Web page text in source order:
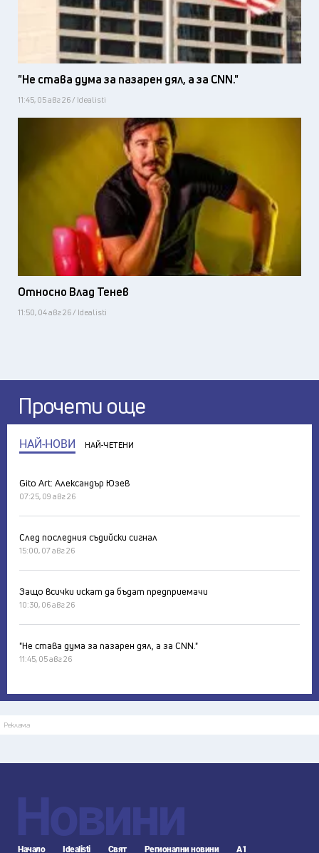
"Не става дума за пазарен дял, а за CNN."
11:45, 05 авг 26 / Idealisti
Относно Влад Тенев
11:50, 04 авг 26 / Idealisti
Прочети още
НАЙ-НОВИ НАЙ-ЧЕТЕНИ
Gito Art: Александър Юзев
07:25, 09 авг 26
След последния съдийски сигнал
15:00, 07 авг 26
Защо всички искат да бъдат предприемачи
10:30, 06 авг 26
"Не става дума за пазарен дял, а за CNN."
11:45, 05 авг 26
Реклама
Новини
Начало Idealisti Свят Регионални новини А1